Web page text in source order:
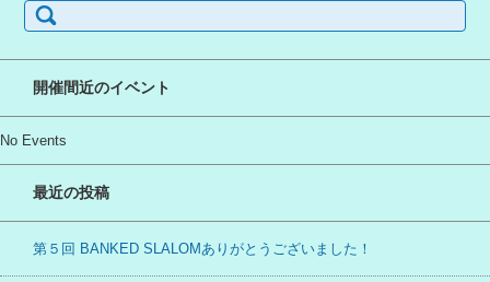
索:
開催間近のイベント
No Events
最近の投稿
第５回 BANKED SLALOMありがとうございました！